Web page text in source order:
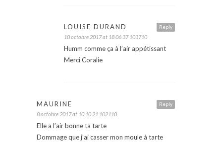
Reply
LOUISE DURAND
10 octobre 2017 at 18 06 37 103710
Humm comme ça à l’air appétissant
Merci Coralie
Reply
MAURINE
8 octobre 2017 at 10 10 21 102110
Elle a l’air bonne ta tarte
Dommage que j’ai casser mon moule à tarte